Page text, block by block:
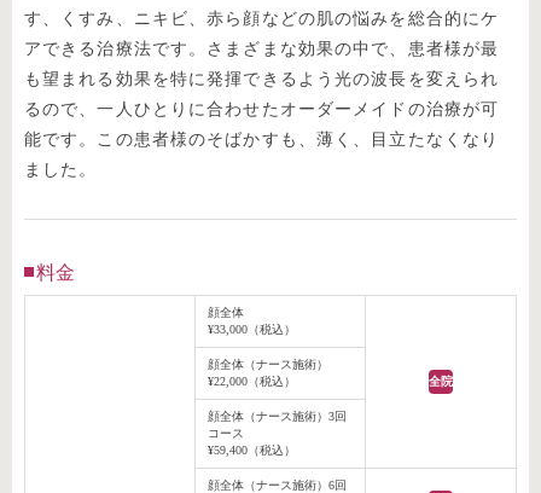
す、くすみ、ニキビ、赤ら顔などの肌の悩みを総合的にケ
アできる治療法です。さまざまな効果の中で、患者様が最
も望まれる効果を特に発揮できるよう光の波長を変えられ
るので、一人ひとりに合わせたオーダーメイドの治療が可
能です。この患者様のそばかすも、薄く、目立たなくなり
ました。
料金
顔全体
¥33,000（税込）
全院
顔全体（ナース施術）
¥22,000（税込）
顔全体（ナース施術）3回
コース
¥59,400（税込）
顔全体（ナース施術）6回